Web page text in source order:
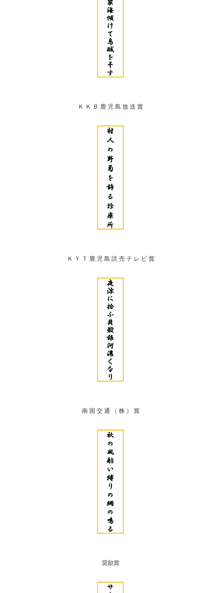
Ｋ Ｋ Ｂ 鹿 児 島 放 送 賞
Ｋ Ｙ Ｔ 鹿 児 島 読 売 テ レ ビ 賞
南 国 交 通 （ 株 ） 賞
奨励賞